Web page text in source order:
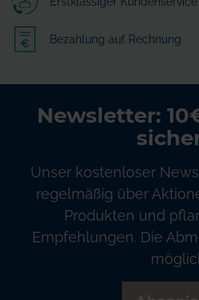
Bezahlung auf Rechnung
Newsletter:
Unser kostenloser
regelmäßig über
Produkten und
Empfehlungen. Die